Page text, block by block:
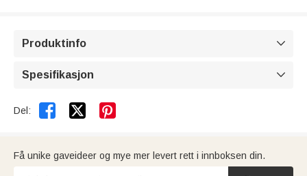
Produktinfo 
Spesifikasjon 
Del:  
Få unike gaveideer og mye mer levert rett i innboksen din.